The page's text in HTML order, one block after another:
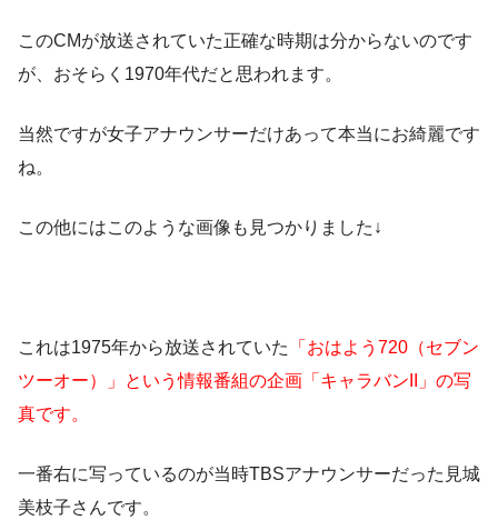
このCMが放送されていた正確な時期は分からないのです
が、おそらく1970年代だと思われます。
当然ですが女子アナウンサーだけあって本当にお綺麗です
ね。
この他にはこのような画像も見つかりました↓
これは1975年から放送されていた
「おはよう720（セブン
ツーオー）」という情報番組の企画「キャラバンII」の写
真です。
一番右に写っているのが当時TBSアナウンサーだった見城
美枝子さんです。